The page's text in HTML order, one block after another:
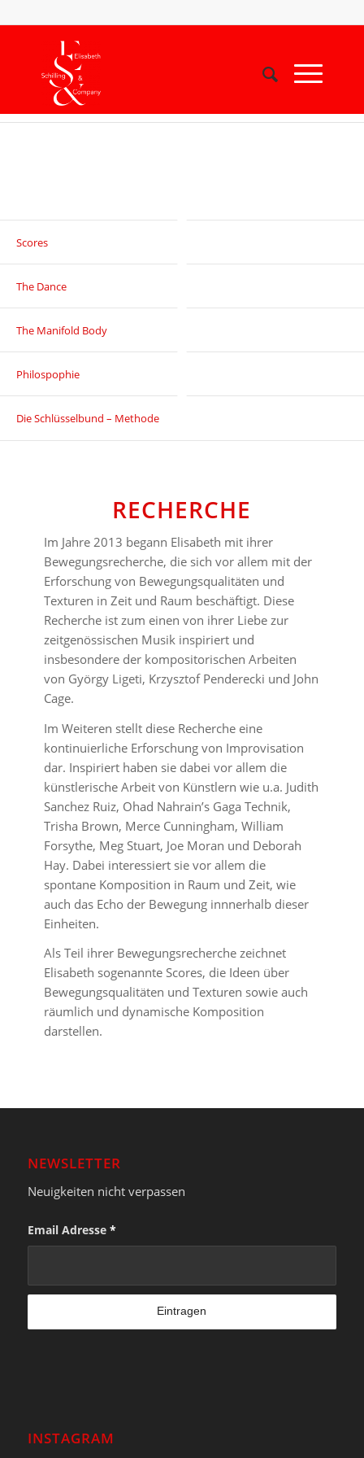
Scores
The Dance
The Manifold Body
Philospophie
Die Schlüsselbund – Methode
RECHERCHE
Im Jahre 2013 begann Elisabeth mit ihrer
Bewegungsrecherche, die sich vor allem mit der
Erforschung von Bewegungsqualitäten und
Texturen in Zeit und Raum beschäftigt. Diese
Recherche ist zum einen von ihrer Liebe zur
zeitgenössischen Musik inspiriert und
insbesondere der kompositorischen Arbeiten
von György Ligeti, Krzysztof Penderecki und John
Cage.
Im Weiteren stellt diese Recherche eine
kontinuierliche Erforschung von Improvisation
dar. Inspiriert haben sie dabei vor allem die
künstlerische Arbeit von Künstlern wie u.a. Judith
Sanchez Ruiz, Ohad Nahrain’s Gaga Technik,
Trisha Brown, Merce Cunningham, William
Forsythe, Meg Stuart, Joe Moran und Deborah
Hay. Dabei interessiert sie vor allem die
spontane Komposition in Raum und Zeit, wie
auch das Echo der Bewegung innnerhalb dieser
Einheiten.
Als Teil ihrer Bewegungsrecherche zeichnet
Elisabeth sogenannte Scores, die Ideen über
Bewegungsqualitäten und Texturen sowie auch
räumlich und dynamische Komposition
darstellen.
NEWSLETTER
Neuigkeiten nicht verpassen
Email Adresse *
INSTAGRAM